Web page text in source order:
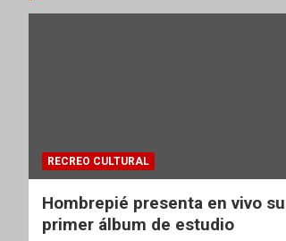
RECREO CULTURAL
Hombrepié presenta en vivo su
primer álbum de estudio